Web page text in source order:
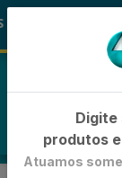
Digite
produtos
Atuamos